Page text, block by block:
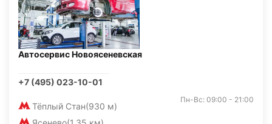
Автосервис Новоясеневская
+7 (495) 023-10-01
Тёплый Стан(930 м)
Пн-Вс: 09:00 - 21:00